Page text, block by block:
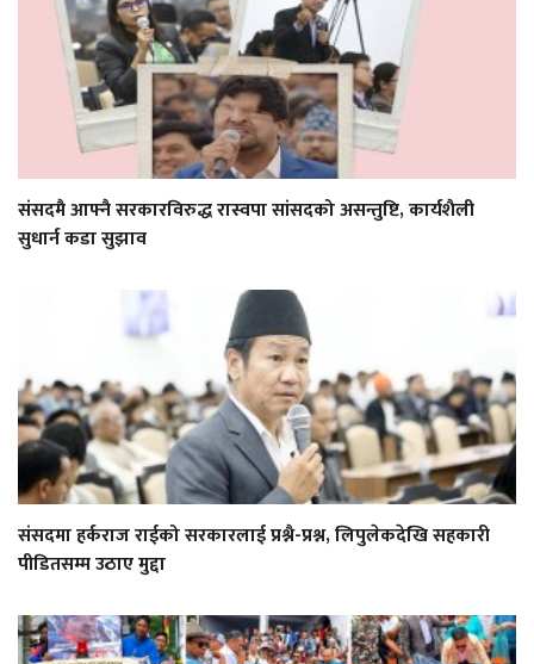
संसदमै आफ्नै सरकारविरुद्ध रास्वपा सांसदको असन्तुष्टि, कार्यशैली
सुधार्न कडा सुझाव
संसदमा हर्कराज राईको सरकारलाई प्रश्नै-प्रश्न, लिपुलेकदेखि सहकारी
पीडितसम्म उठाए मुद्दा